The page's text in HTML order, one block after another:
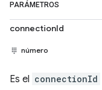
PARÁMETROS
connectionId
número
Es el connectionId